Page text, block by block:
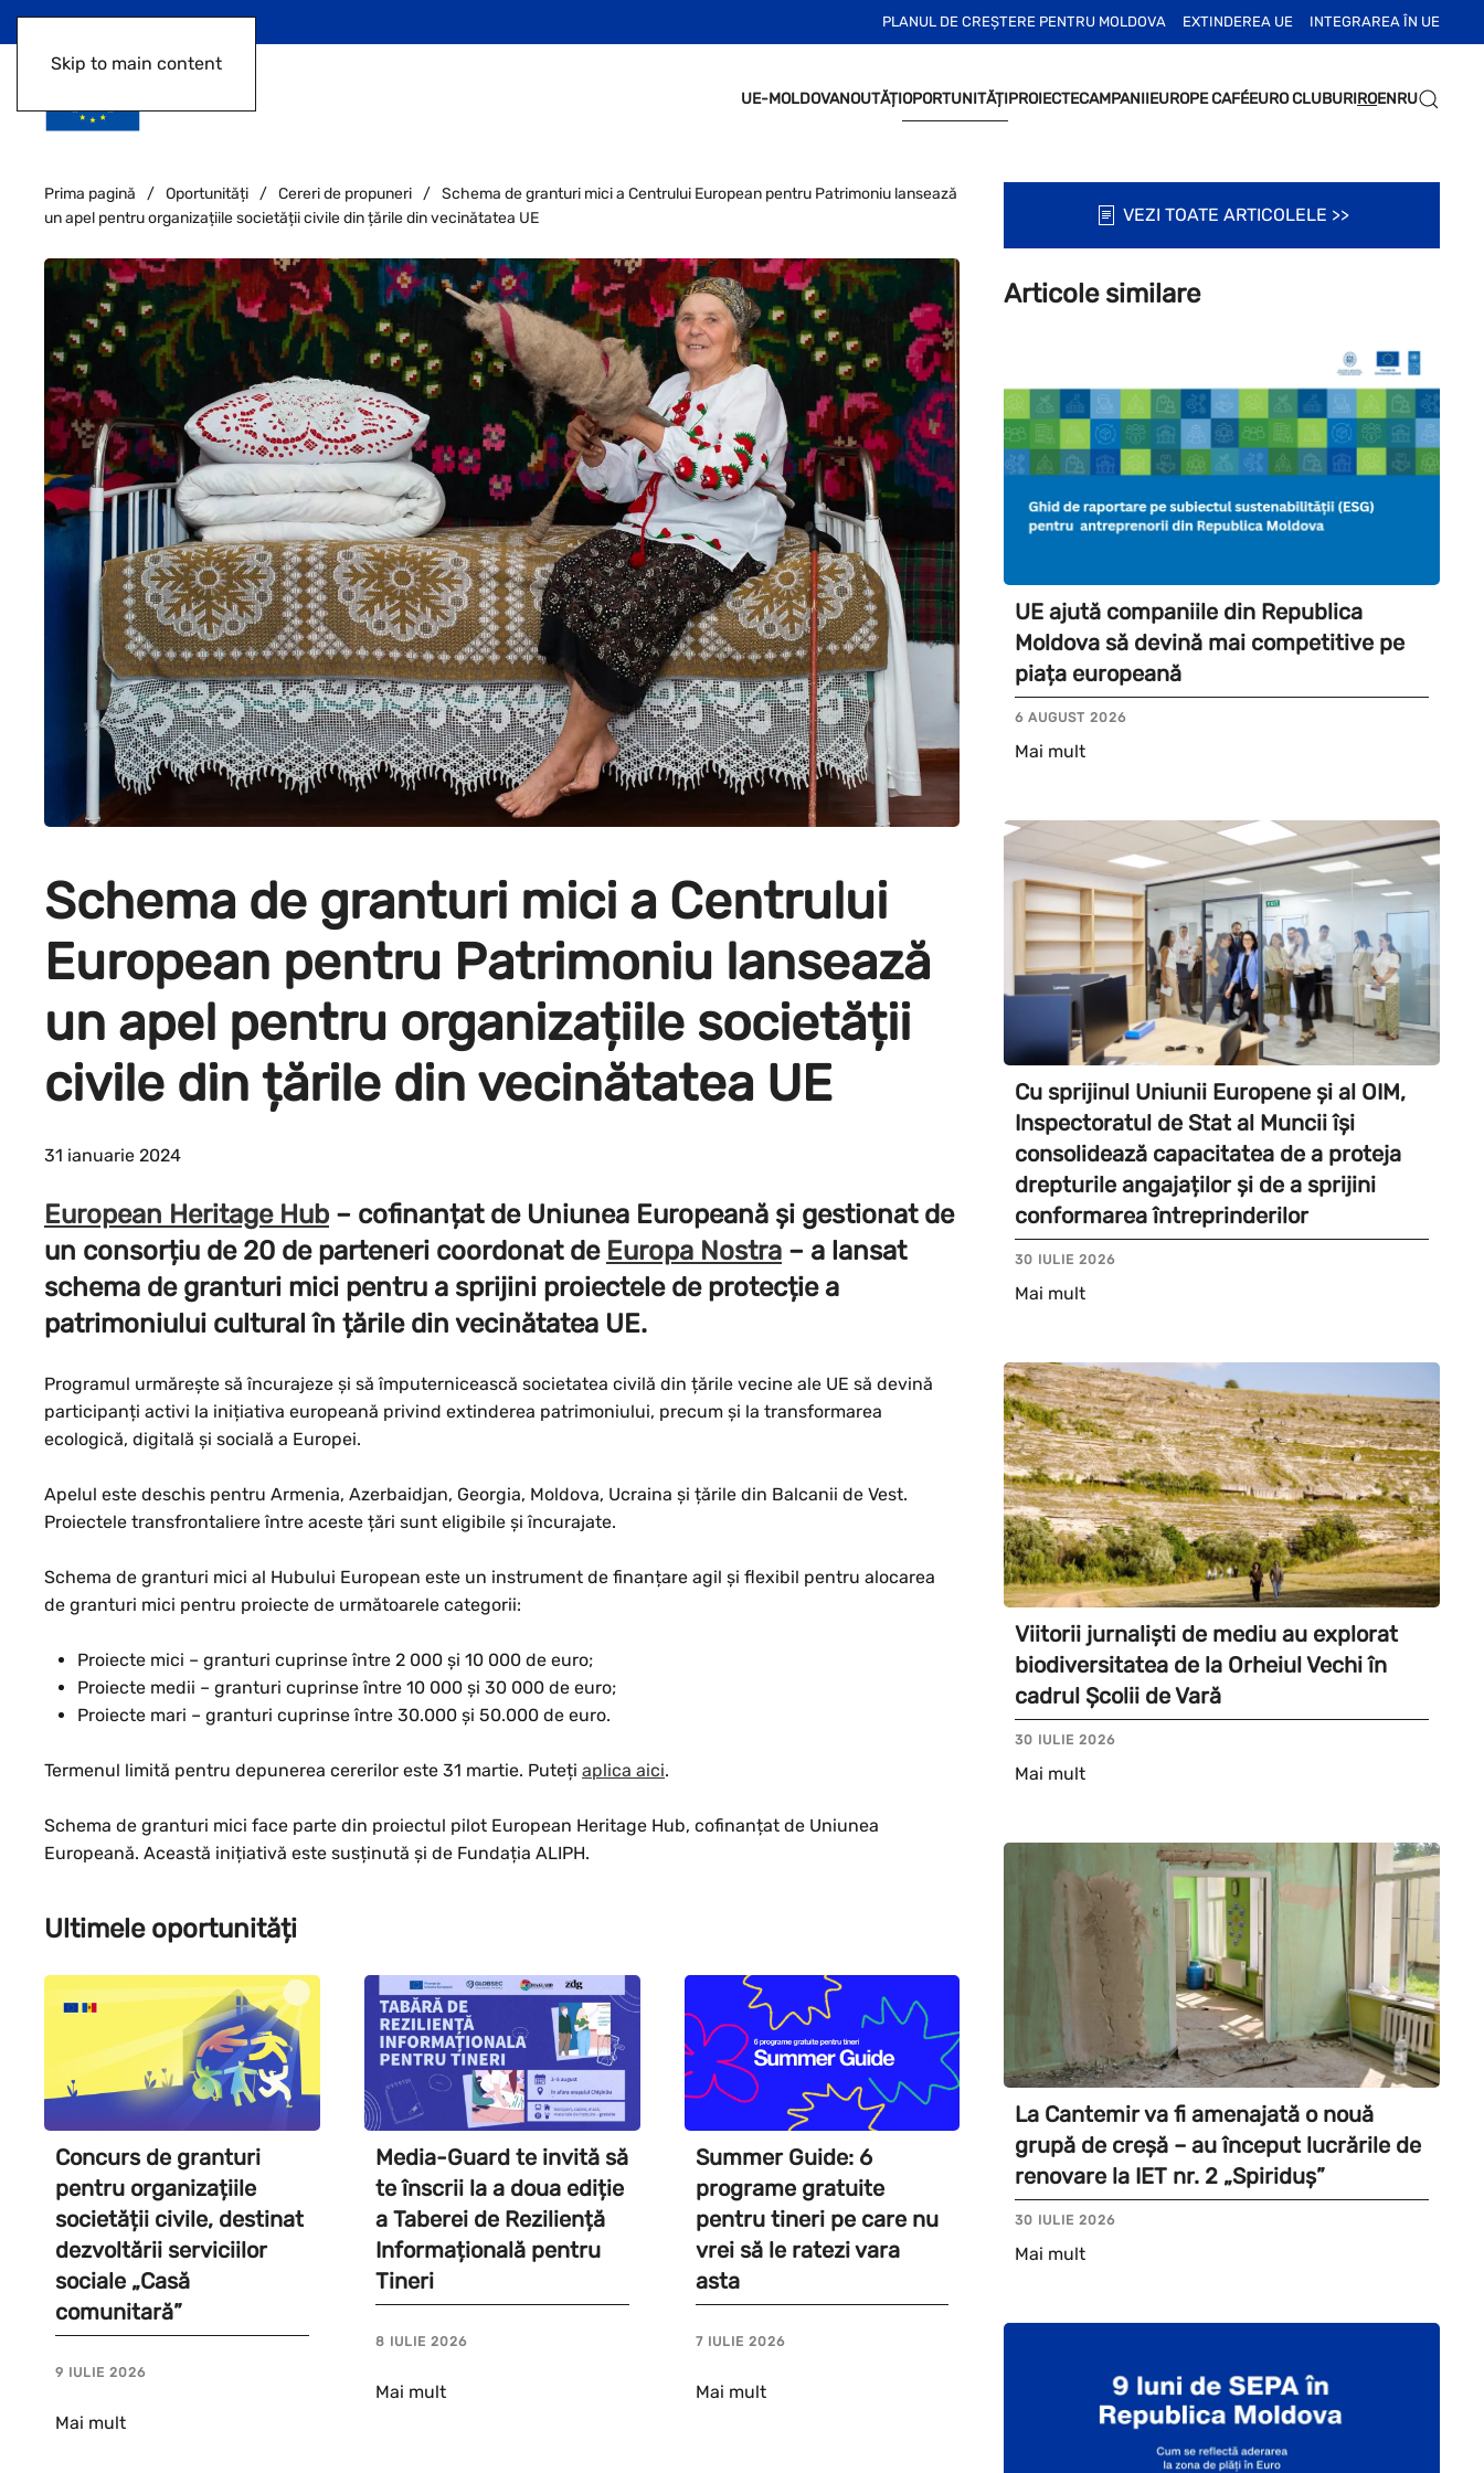
Skip to main content
PLANUL DE CREȘTERE PENTRU MOLDOVA EXTINDEREA UE INTEGRAREA ÎN UE
UE-MOLDOVANOUTĂȚIOPORTUNITĂȚIPROIECTECAMPANIIEUROPE CAFÉEURO CLUBURIROENRU
Prima pagină Oportunități Cereri de propuneri
Schema de granturi mici a Centrului European pentru Patrimoniu lansează
un apel pentru organizațiile societății civile din țările din vecinătatea UE
Schema de granturi mici a Centrului
European pentru Patrimoniu lansează
un apel pentru organizațiile societății
civile din țările din vecinătatea UE
31 ianuarie 2024
European Heritage Hub – cofinanțat de Uniunea Europeană și gestionat de
un consorțiu de 20 de parteneri coordonat de Europa Nostra – a lansat
schema de granturi mici pentru a sprijini proiectele de protecție a
patrimoniului cultural în țările din vecinătatea UE.
Programul urmărește să încurajeze și să împuternicească societatea civilă din țările vecine ale UE să devină
participanți activi la inițiativa europeană privind extinderea patrimoniului, precum și la transformarea
ecologică, digitală și socială a Europei.
Apelul este deschis pentru Armenia, Azerbaidjan, Georgia, Moldova, Ucraina și țările din Balcanii de Vest.
Proiectele transfrontaliere între aceste țări sunt eligibile și încurajate.
Schema de granturi mici al Hubului European este un instrument de finanțare agil și flexibil pentru alocarea
de granturi mici pentru proiecte de următoarele categorii:
Proiecte mici – granturi cuprinse între 2 000 și 10 000 de euro;
Proiecte medii – granturi cuprinse între 10 000 și 30 000 de euro;
Proiecte mari – granturi cuprinse între 30.000 și 50.000 de euro.
Termenul limită pentru depunerea cererilor este 31 martie. Puteți aplica aici.
Schema de granturi mici face parte din proiectul pilot European Heritage Hub, cofinanțat de Uniunea
Europeană. Această inițiativă este susținută și de Fundația ALIPH.
Ultimele oportunități
Concurs de granturi
pentru organizațiile
societății civile, destinat
dezvoltării serviciilor
sociale „Casă
comunitară”
9 IULIE 2026
Mai mult
Media-Guard te invită să
te înscrii la a doua ediție
a Taberei de Reziliență
Informațională pentru
Tineri
8 IULIE 2026
Mai mult
Summer Guide: 6
programe gratuite
pentru tineri pe care nu
vrei să le ratezi vara
asta
7 IULIE 2026
Mai mult
VEZI TOATE ARTICOLELE >>
Articole similare
UE ajută companiile din Republica
Moldova să devină mai competitive pe
piața europeană
6 AUGUST 2026
Mai mult
Cu sprijinul Uniunii Europene și al OIM,
Inspectoratul de Stat al Muncii își
consolidează capacitatea de a proteja
drepturile angajaților și de a sprijini
conformarea întreprinderilor
30 IULIE 2026
Mai mult
Viitorii jurnaliști de mediu au explorat
biodiversitatea de la Orheiul Vechi în
cadrul Școlii de Vară
30 IULIE 2026
Mai mult
La Cantemir va fi amenajată o nouă
grupă de creșă – au început lucrările de
renovare la IET nr. 2 „Spiriduș”
30 IULIE 2026
Mai mult